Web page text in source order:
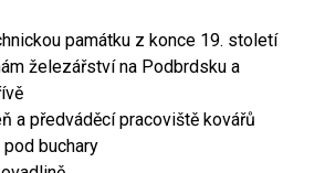
památku z konce 19. století
železářství na Podbrdsku a
a předváděcí pracoviště kovářů
buchary